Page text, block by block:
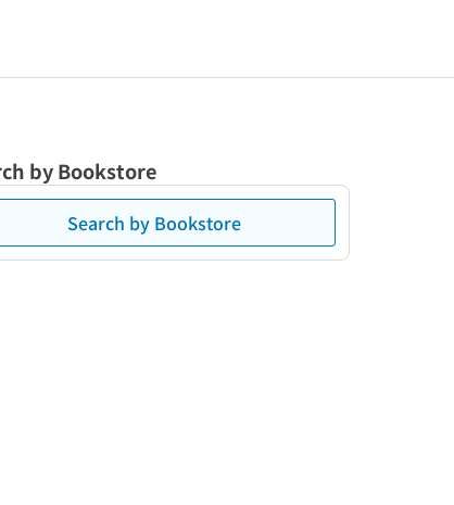
by Bookstore
Search by Bookstore